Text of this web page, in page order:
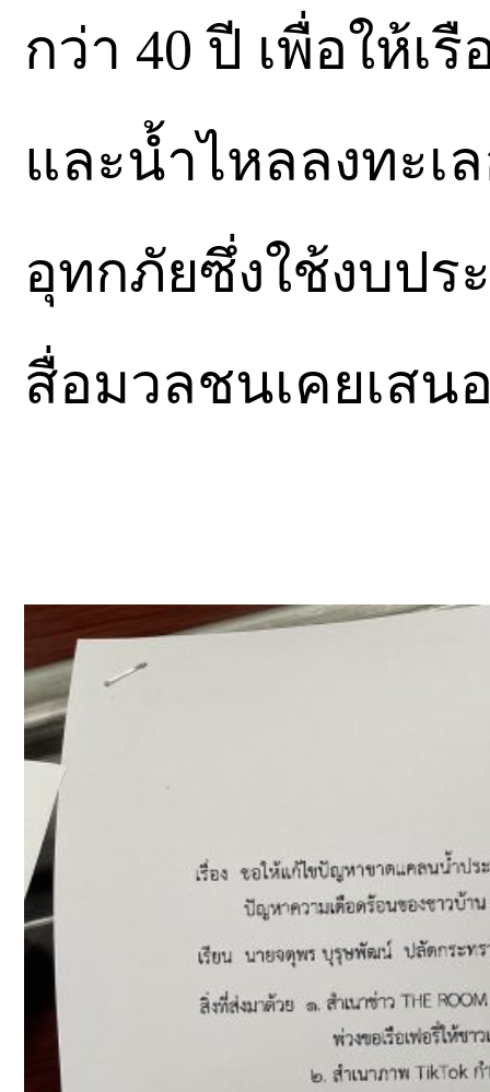
กว่า 40 ปี เพื่อให้เ
และน้ำไหลลงทะเ
อุทกภัยซึ่งใช้งบป
สื่อมวลชนเคยเส